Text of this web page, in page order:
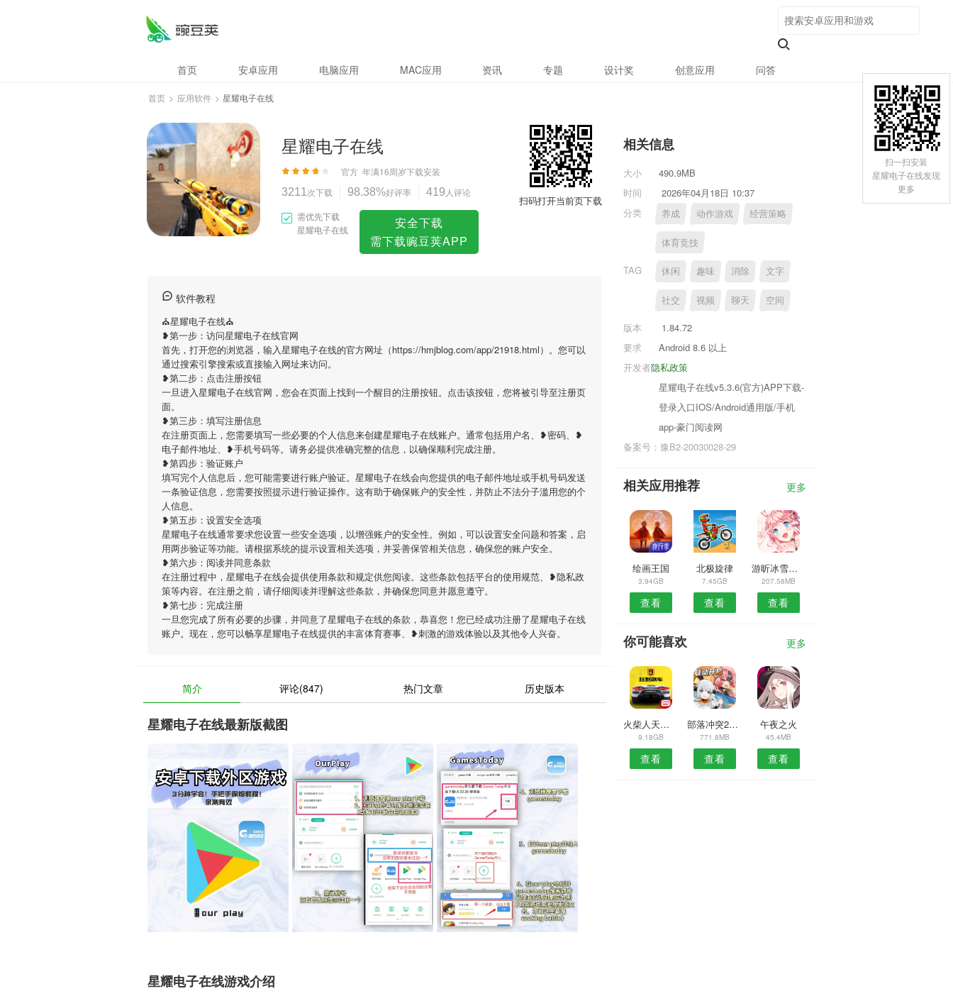
首页 安卓应用 电脑应用 MAC应用 资讯 专题 设计奖 创意应用 问答
首页 > 应用软件 > 星耀电子在线
星耀电子在线
官方 年满16周岁下载安装
3211 次下载 98.38%好评率 419 人评论
需优先下载
星耀电子在线
安全下载
需下载豌豆荚APP
扫码打开当前页下载
软件教程
⛪️星耀电子在线⛪️
❥第一步：访问星耀电子在线官网
首先，打开您的浏览器，输入星耀电子在线的官方网址（https://hmjblog.com/app/21918.html）。您可以
通过搜索引擎搜索或直接输入网址来访问。
❥第二步：点击注册按钮
一旦进入星耀电子在线官网，您会在页面上找到一个醒目的注册按钮。点击该按钮，您将被引导至注册页
面。
❥第三步：填写注册信息
在注册页面上，您需要填写一些必要的个人信息来创建星耀电子在线账户。通常包括用户名、❥密码、❥
电子邮件地址、❥手机号码等。请务必提供准确完整的信息，以确保顺利完成注册。
❥第四步：验证账户
填写完个人信息后，您可能需要进行账户验证。星耀电子在线会向您提供的电子邮件地址或手机号码发送
一条验证信息，您需要按照提示进行验证操作。这有助于确保账户的安全性，并防止不法分子滥用您的个
人信息。
❥第五步：设置安全选项
星耀电子在线通常要求您设置一些安全选项，以增强账户的安全性。例如，可以设置安全问题和答案，启
用两步验证等功能。请根据系统的提示设置相关选项，并妥善保管相关信息，确保您的账户安全。
❥第六步：阅读并同意条款
在注册过程中，星耀电子在线会提供使用条款和规定供您阅读。这些条款包括平台的使用规范、❥隐私政
策等内容。在注册之前，请仔细阅读并理解这些条款，并确保您同意并愿意遵守。
❥第七步：完成注册
一旦您完成了所有必要的步骤，并同意了星耀电子在线的条款，恭喜您！您已经成功注册了星耀电子在线
账户。现在，您可以畅享星耀电子在线提供的丰富体育赛事、❥刺激的游戏体验以及其他令人兴奋。
简介 评论(847) 热门文章 历史版本
星耀电子在线最新版截图
星耀电子在线游戏介绍
相关信息
大小
490.9MB
时间
2026年04月18日 10:37
分类
养成 动作游戏 经营策略
体育竞技
TAG 休闲 趣味 消除 文字
社交 视频 聊天 空间
版本
1.84.72
要求
Android 8.6 以上
隐私政策
开发者
星耀电子在线v5.3.6(官方)APP下载-
登录入口IOS/Android通用版/手机
app-豪门阅读网
备案号：豫B2-20030028-29
相关应用推荐 更多
绘画王国
3.94GB
查看
北极旋律
7.45GB
查看
游昕冰雪复古三职业传奇
207.58MB
查看
你可能喜欢 更多
火柴人天地逃亡手游
9.18GB
查看
部落冲突2020冬季版
771.8MB
查看
午夜之火
45.4MB
查看
扫一扫安装
星耀电子在线发现
更多